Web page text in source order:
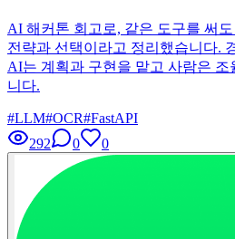
AI 해커톤 회고로, 같은 도구를 써
전략과 선택이라고 정리했습니다.
AI는 계획과 구현을 맡고 사람은
니다.
#LLM#OCR#FastAPI
292
0 0